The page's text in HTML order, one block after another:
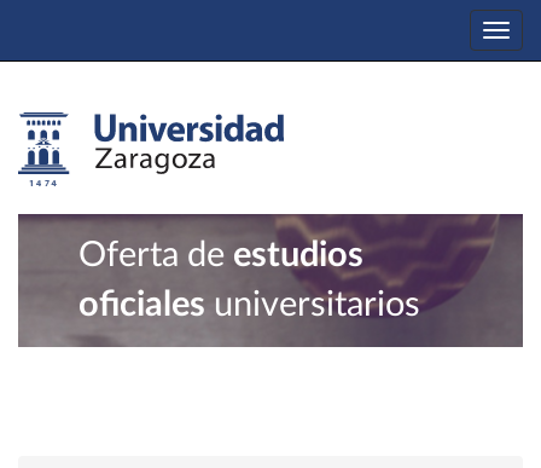
Oferta de estudios
oficiales universitarios